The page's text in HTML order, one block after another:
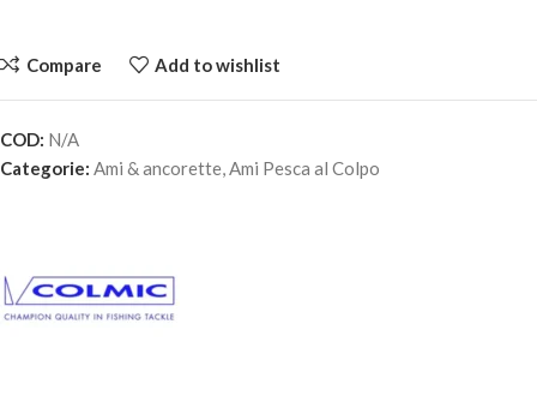
2,80€ 9 disponibili
Compare Add to wishlist
COD: N/A
Categorie: Ami & ancorette,Ami Pesca al Colpo